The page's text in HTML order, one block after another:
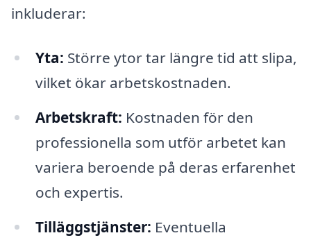
inkluderar:
Yta: Större ytor tar längre tid att slipa,
vilket ökar arbetskostnaden.
Arbetskraft: Kostnaden för den
professionella som utför arbetet kan
variera beroende på deras erfarenhet
och expertis.
Tilläggstjänster: Eventuella